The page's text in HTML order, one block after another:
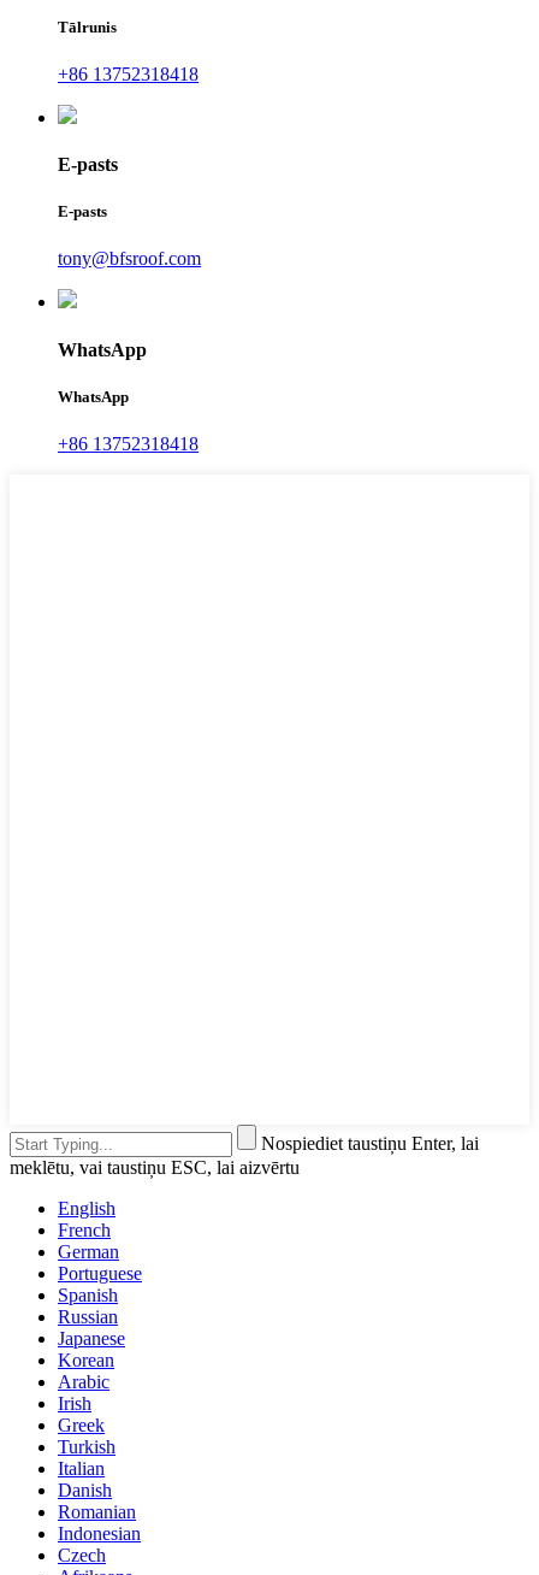
Tālrunis
+86 13752318418
E-pasts
E-pasts
tony@bfsroof.com
WhatsApp
WhatsApp
+86 13752318418
Nospiediet taustiņu Enter, lai
meklētu, vai taustiņu ESC, lai aizvērtu
English
French
German
Portuguese
Spanish
Russian
Japanese
Korean
Arabic
Irish
Greek
Turkish
Italian
Danish
Romanian
Indonesian
Czech